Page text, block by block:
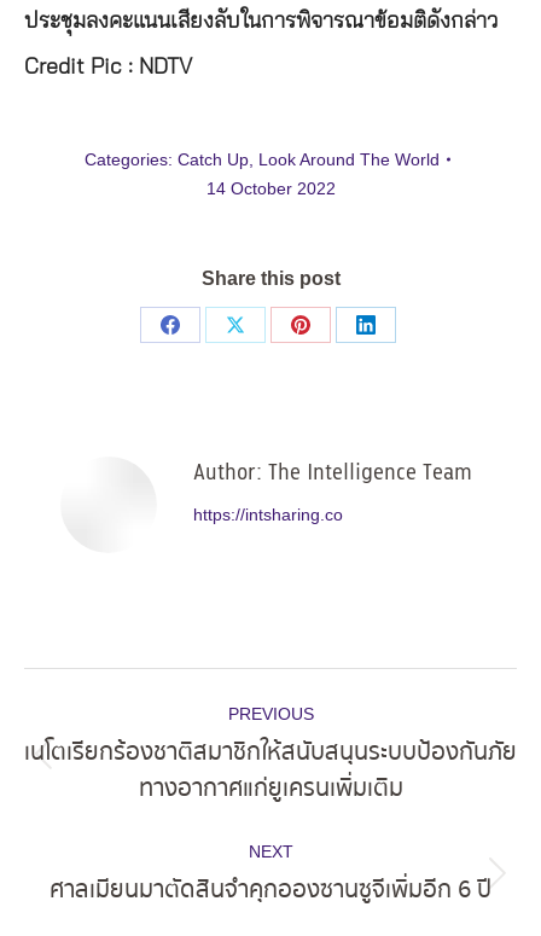
ประชุมลงคะแนนเสียงลับในการพิจารณาข้อมติดังกล่าว
Credit Pic : NDTV
Categories: Catch Up, Look Around The World
14 October 2022
Share this post
Share
Share
Share
Share
Author: The Intelligence Team
https://intsharing.co
navigation
PREVIOUS
Previous
post:
เนโตเรียกร้องชาติสมาชิกให้สนับสนุนระบบป้องกันภัย
ทางอากาศแก่ยูเครนเพิ่มเติม
NEXT
Next
ศาลเมียนมาตัดสินจำคุกอองซานซูจีเพิ่มอีก 6 ปี